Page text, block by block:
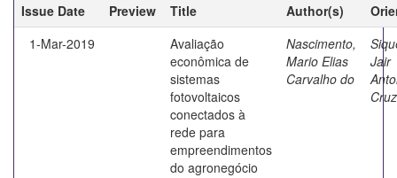
Issue Date
Preview Title Author(s)
1-Mar-2019
Avaliação
econômica de
sistemas
fotovoltaicos
conectados à
rede para
empreendimentos
do agronegócio
Nascimento,
Mario Elias
Carvalho do
Jair
Cruz